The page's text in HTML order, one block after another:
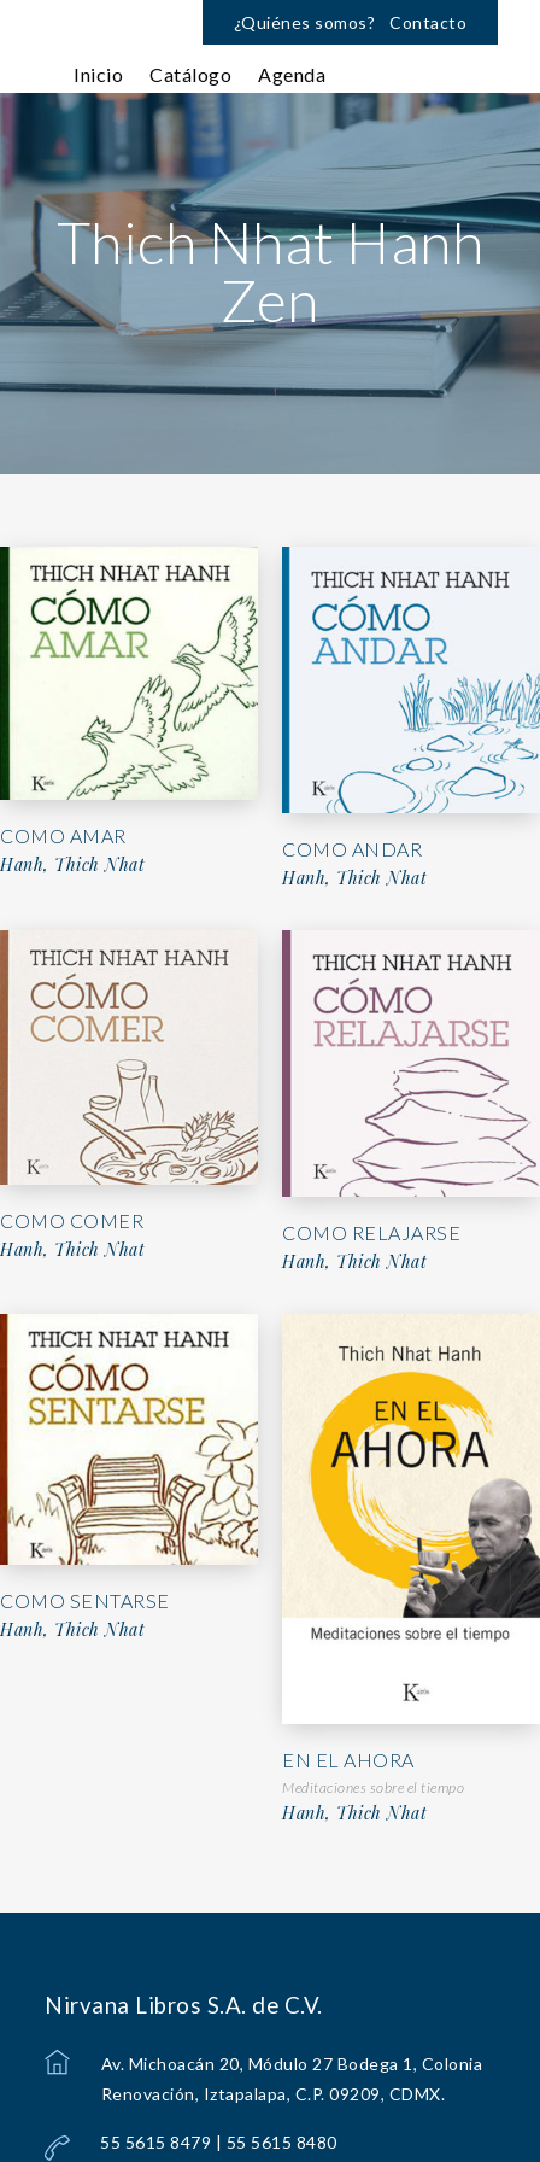
¿Quiénes somos? Contacto
Inicio Catálogo Agenda
Thich Nhat Hanh
Zen
COMO AMAR
Hanh, Thich Nhat
COMO ANDAR
Hanh, Thich Nhat
COMO COMER
Hanh, Thich Nhat
COMO RELAJARSE
Hanh, Thich Nhat
COMO SENTARSE
Hanh, Thich Nhat
EN EL AHORA
Meditaciones sobre el tiempo
Hanh, Thich Nhat
Nirvana Libros S.A. de C.V.
Av. Michoacán 20, Módulo 27 Bodega 1, Colonia
Renovación, Iztapalapa, C.P. 09209, CDMX.
55 5615 8479 | 55 5615 8480